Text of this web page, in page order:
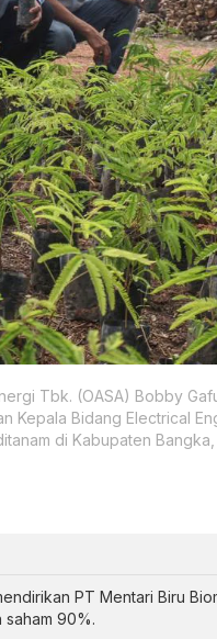
Tbk. (OASA) Bobby
Kepala Bidang Electrical
di Kabupaten
PT Mentari Biru
90%.